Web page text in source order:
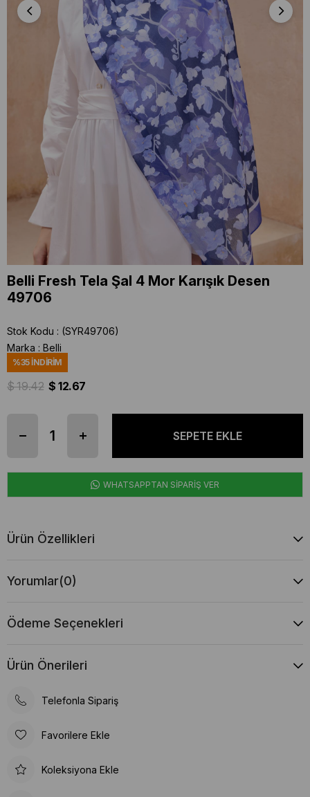
Belli Fresh Tela Şal 4 Mor Karışık Desen
49706
Stok Kodu
(SYR49706)
Marka : Belli
%35İNDIRIM
$ 19.42 $ 12.67
WHATSAPPTAN SİPARİŞ VER
Ürün Özellikleri
Yorumlar(0)
Ödeme Seçenekleri
Ürün Önerileri
Telefonla Sipariş
Favorilere Ekle
Koleksiyona Ekle